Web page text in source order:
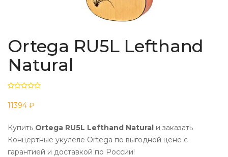
Ortega RU5L Lefthand
Natural
11394 ₽
Купить Ortega RU5L Lefthand Natural и заказать
Концертные укулеле Ortega по выгодной цене с
гарантией и доставкой по России!